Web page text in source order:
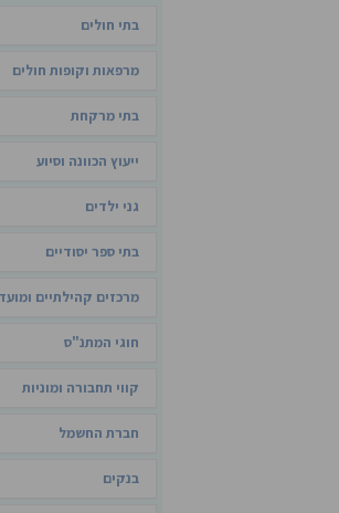
בתי חולים
מרפאות וקופות חולים
בתי מרקחת
ייעוץ הכוונה וסיוע
גני ילדים
בתי ספר יסודיים
מרכזים קהילתיים
חוגי המתנ"ס
קווי תחבורה ומוניות
חברת החשמל
בנקים